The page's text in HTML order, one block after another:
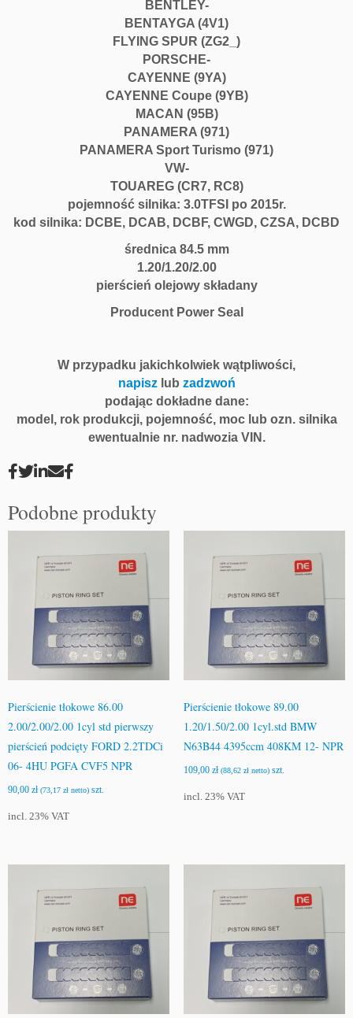
BENTLEY-
BENTAYGA (4V1)
FLYING SPUR (ZG2_)
PORSCHE-
CAYENNE (9YA)
CAYENNE Coupe (9YB)
MACAN (95B)
PANAMERA (971)
PANAMERA Sport Turismo (971)
VW-
TOUAREG (CR7, RC8)
pojemność silnika: 3.0TFSI po 2015r.
kod silnika: DCBE, DCAB, DCBF, CWGD, CZSA, DCBD
średnica 84.5 mm
1.20/1.20/2.00
pierścień olejowy składany
Producent Power Seal
W przypadku jakichkolwiek wątpliwości,
napiszlub zadzwoń
podając dokładne dane:
model, rok produkcji, pojemność, moc lub ozn. silnika
ewentualnie nr. nadwozia VIN.
Podobne produkty
Pierścienie tłokowe 86.00
2.00/2.00/2.00 1cyl std pierwszy
pierścień podcięty FORD 2.2TDCi
06- 4HU PGFA CVF5 NPR
90,00 zł (73,17 zł netto) szt.
incl. 23% VAT
Pierścienie tłokowe 89.00
1.20/1.50/2.00 1cyl.std BMW
N63B44 4395ccm 408KM 12- NPR
109,00 zł (88,62 złnetto)szt.
incl. 23% VAT